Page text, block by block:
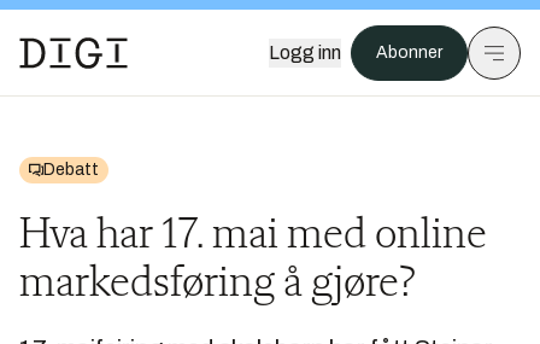
Logg inn Abonner
Debatt
Hva har 17. mai med online
markedsføring å gjøre?